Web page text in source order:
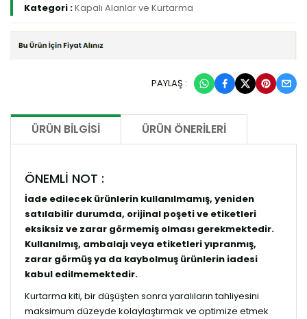
Kategori :Kapalı Alanlar ve Kurtarma
PAYLAŞ :
ÜRÜN BILGISI ÜRÜN ÖNERILERI
ÖNEMLİ NOT :
İade edilecek ürünlerin kullanılmamış, yeniden
satılabilir durumda, orijinal poşeti ve etiketleri
eksiksiz ve zarar görmemiş olması gerekmektedir.
Kullanılmış, ambalajı veya etiketleri yıpranmış,
zarar görmüş ya da kaybolmuş ürünlerin iadesi
kabul edilmemektedir.
Kurtarma kiti, bir düşüşten sonra yaralıların tahliyesini
maksimum düzeyde kolaylaştırmak ve optimize etmek